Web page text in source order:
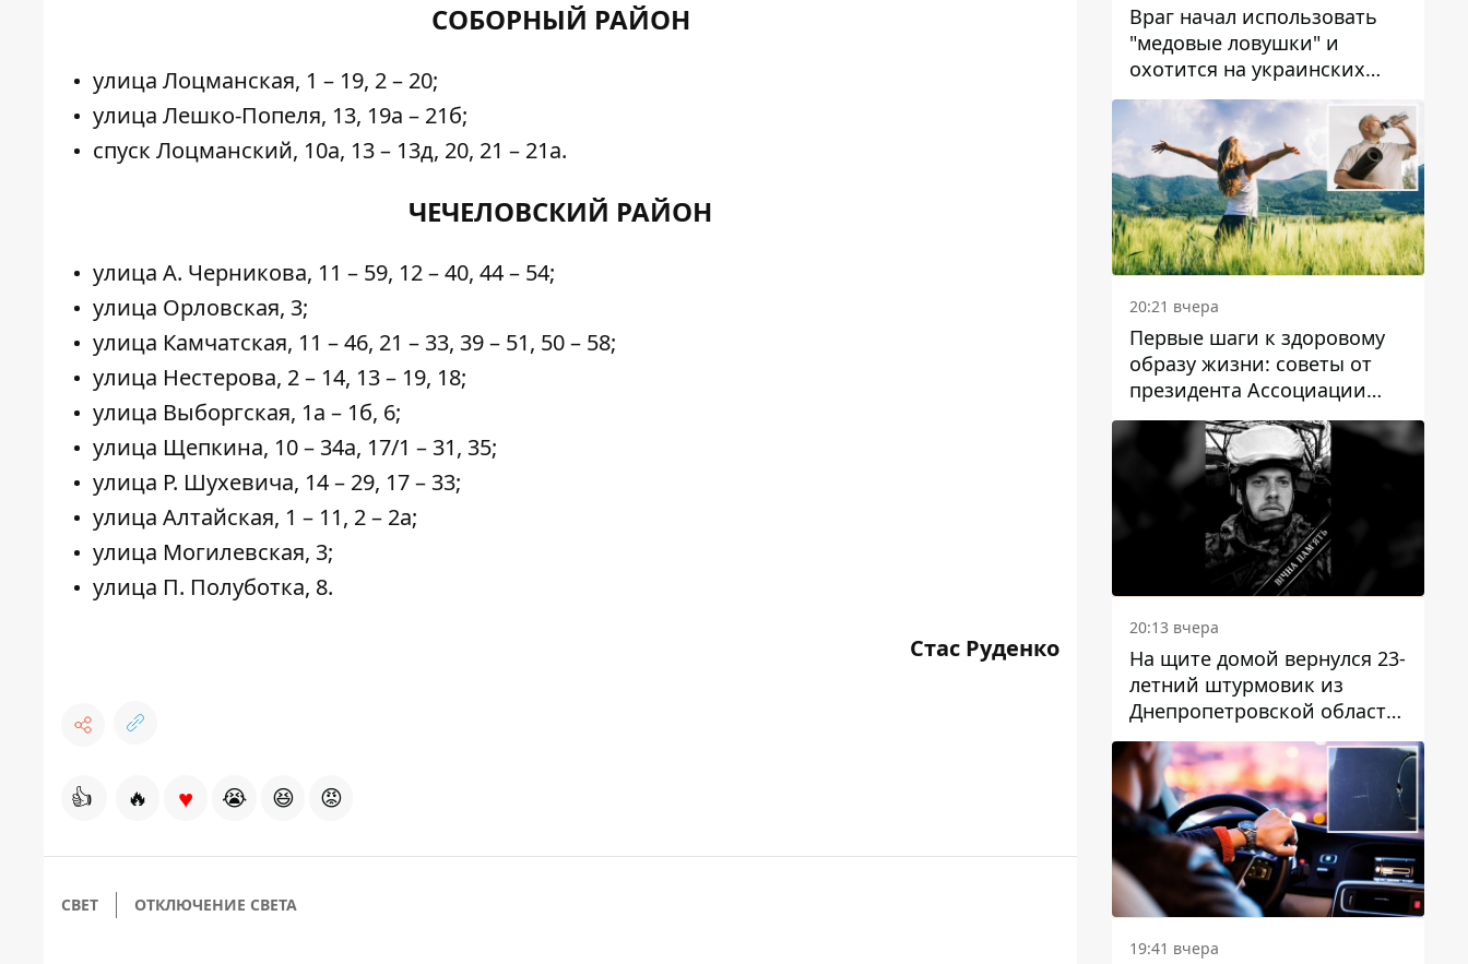
СОБОРНЫЙ РАЙОН
улица Лоцманская, 1 – 19, 2 – 20;
улица Лешко-Попеля, 13, 19а – 21б;
спуск Лоцманский, 10а, 13 – 13д, 20, 21 – 21а.
ЧЕЧЕЛОВСКИЙ РАЙОН
улица А. Черникова, 11 – 59, 12 – 40, 44 – 54;
улица Орловская, 3;
улица Камчатская, 11 – 46, 21 – 33, 39 – 51, 50 – 58;
улица Нестерова, 2 – 14, 13 – 19, 18;
улица Выборгская, 1а – 1б, 6;
улица Щепкина, 10 – 34а, 17/1 – 31, 35;
улица Р. Шухевича, 14 – 29, 17 – 33;
улица Алтайская, 1 – 11, 2 – 2а;
улица Могилевская, 3;
улица П. Полуботка, 8.
Стас Руденко
👍 🔥 ♥ 😭 😆 😡
СВЕТ ОТКЛЮЧЕНИЕ СВЕТА
Враг начал использовать
"медовые ловушки" и
охотится на украинских
военнослужащих
20:21 вчера
Первые шаги к здоровому
образу жизни: советы от
президента Ассоциации
диетологов Украины
20:13 вчера
На щите домой вернулся 23-
летний штурмовик из
Днепропетровской области
Богдан Бескровный
19:41 вчера